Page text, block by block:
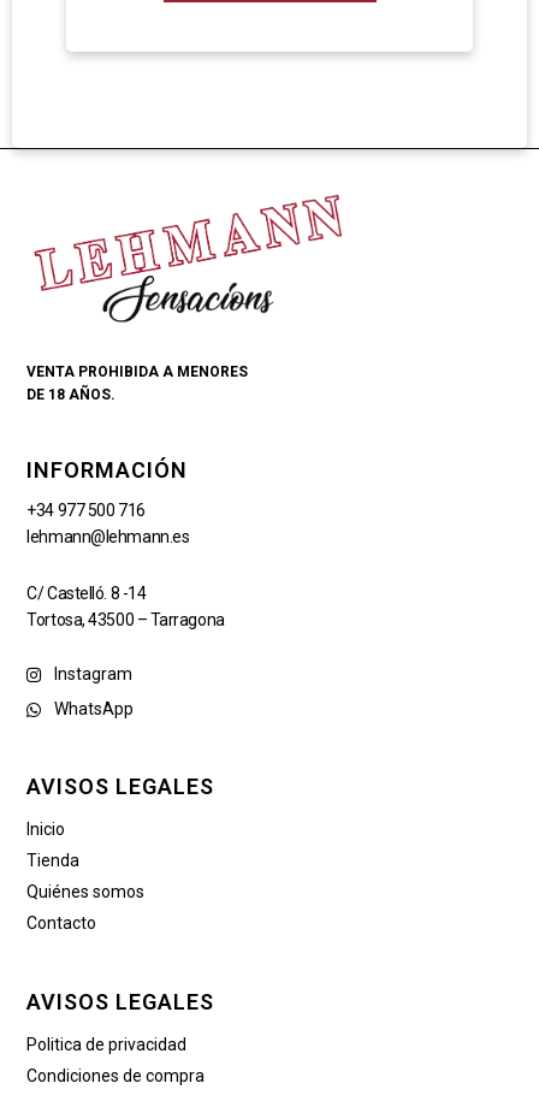
VENTA PROHIBIDA A MENORES
DE 18 AÑOS.
INFORMACIÓN
+34 977 500 716
lehmann@lehmann.es
C/ Castelló. 8 -14
Tortosa, 43500 – Tarragona
Instagram
WhatsApp
AVISOS LEGALES
Inicio
Tienda
Quiénes somos
Contacto
AVISOS LEGALES
Politica de privacidad
Condiciones de compra